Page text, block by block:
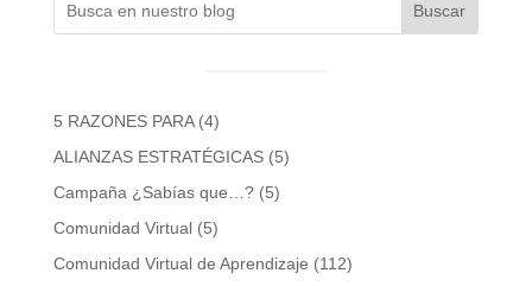
Buscar
5 RAZONES PARA(4)
ALIANZAS ESTRATÉGICAS(5)
Campaña ¿Sabías que…?(5)
Comunidad Virtual(5)
Comunidad Virtual de Aprendizaje (112)